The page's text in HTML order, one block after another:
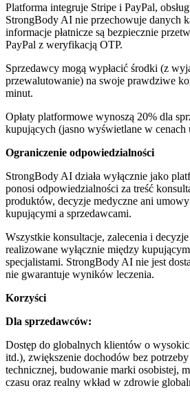
Platforma integruje Stripe i PayPal,
StrongBody AI nie przechowuje danych
informacje płatnicze są bezpiecznie
PayPal z weryfikacją OTP.
Sprzedawcy mogą wypłacić środki (z
przewalutowanie) na swoje prawdziwe
minut.
Opłaty platformowe wynoszą 20% dla
kupujących (jasno wyświetlane w cenach
Ograniczenie odpowiedzialności
StrongBody AI działa wyłącznie jako
ponosi odpowiedzialności za treść
produktów, decyzje medyczne ani
kupującymi a sprzedawcami.
Wszystkie konsultacje, zalecenia i
realizowane wyłącznie między
specjalistami. StrongBody AI nie jest
nie gwarantuje wyników leczenia.
Korzyści
Dla sprzedawców:
Dostęp do globalnych klientów o
itd.), zwiększenie dochodów bez
technicznej, budowanie marki osobistej,
czasu oraz realny wkład w zdrowie